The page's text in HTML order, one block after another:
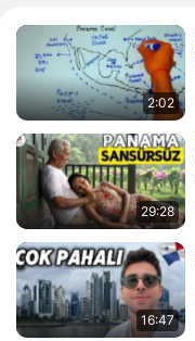
2:02
29:28
16:47